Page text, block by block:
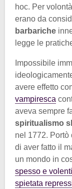
hoc. Per
erano da
barbariche
legge le
Impossibile
avere effetto
vampiresca
aveva sempre
spiritualismo
nel 1772. Portò
di aver fatto il
un mondo in
spesso e
spietata